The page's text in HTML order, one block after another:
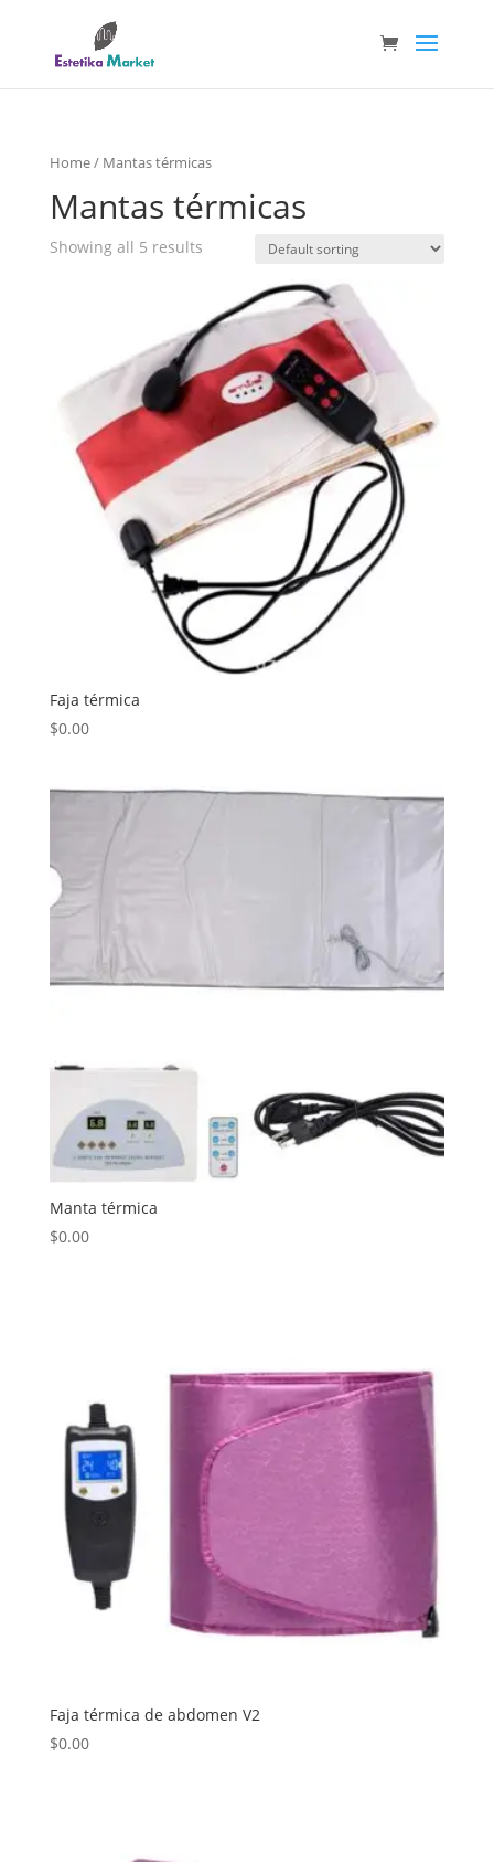
Home/ Mantas térmicas
Mantas térmicas
Showing all 5 results
Faja térmica
$0.00
Manta térmica
$0.00
Faja térmica de abdomen V2
$0.00